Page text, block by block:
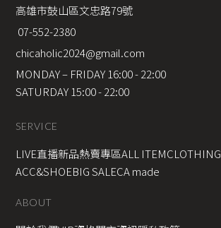
高雄市鼓山區文忠路79號
07-552-2380
chicaholic2024@gmail.com
MONDAY – FRIDAY 16:00 - 22:00
SATURDAY 15:00 - 22:00
SERVICE
LIVE直播新品熱賣專區ALL ITEMCLOTHING
ACC&SHOEBIG SALECA made
ABOUT